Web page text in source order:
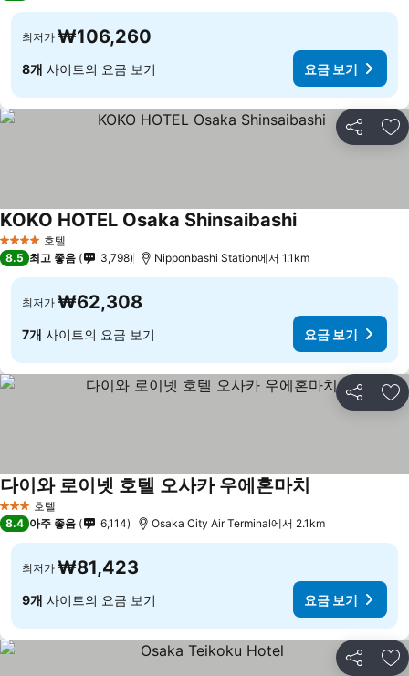
최저가 ₩106,260
8개 사이트의 요금 보기 요금 보기
공유 즐
4 성급 호텔
KOKO HOTEL Osaka Shinsaibashi
8.5 최고 좋음 3,798 Nipponbashi Station에서 1.1km
최저가 ₩62,308
7개 사이트의 요금 보기 요금 보기
공유 즐
3 성급 호텔
다이와 로이넷 호텔 오사카 우에혼마치
8.4 아주 좋음 6,114 Osaka City Air Terminal에서 2.1km
최저가 ₩81,423
9개 사이트의 요금 보기 요금 보기
공유 즐